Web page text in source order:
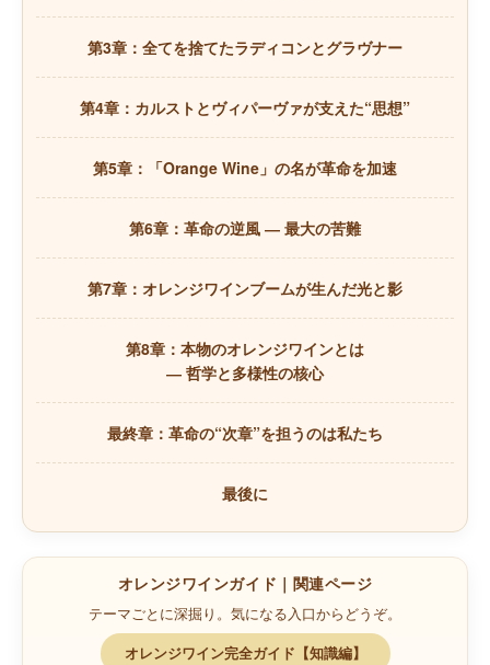
第3章：全てを捨てたラディコンとグラヴナー
第4章：カルストとヴィパーヴァが支えた“思想”
第5章：「Orange Wine」の名が革命を加速
第6章：革命の逆風 ― 最大の苦難
第7章：オレンジワインブームが生んだ光と影
第8章：本物のオレンジワインとは
― 哲学と多様性の核心
最終章：革命の“次章”を担うのは私たち
最後に
オレンジワインガイド｜関連ページ
テーマごとに深掘り。気になる入口からどうぞ。
オレンジワイン完全ガイド【知識編】